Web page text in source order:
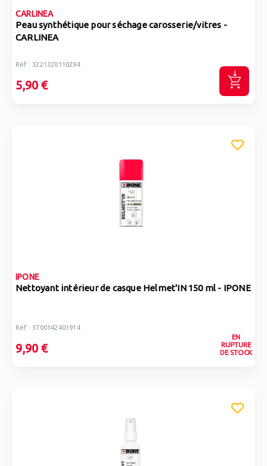
CARLINEA
Peau synthétique pour séchage carosserie/vitres -
CARLINEA
Réf : 3221320110294
5,90 €
IPONE
Nettoyant intérieur de casque Helmet'IN 150 ml - IPONE
Réf : 3700142401914
9,90 €
EN
RUPTURE
DE STOCK